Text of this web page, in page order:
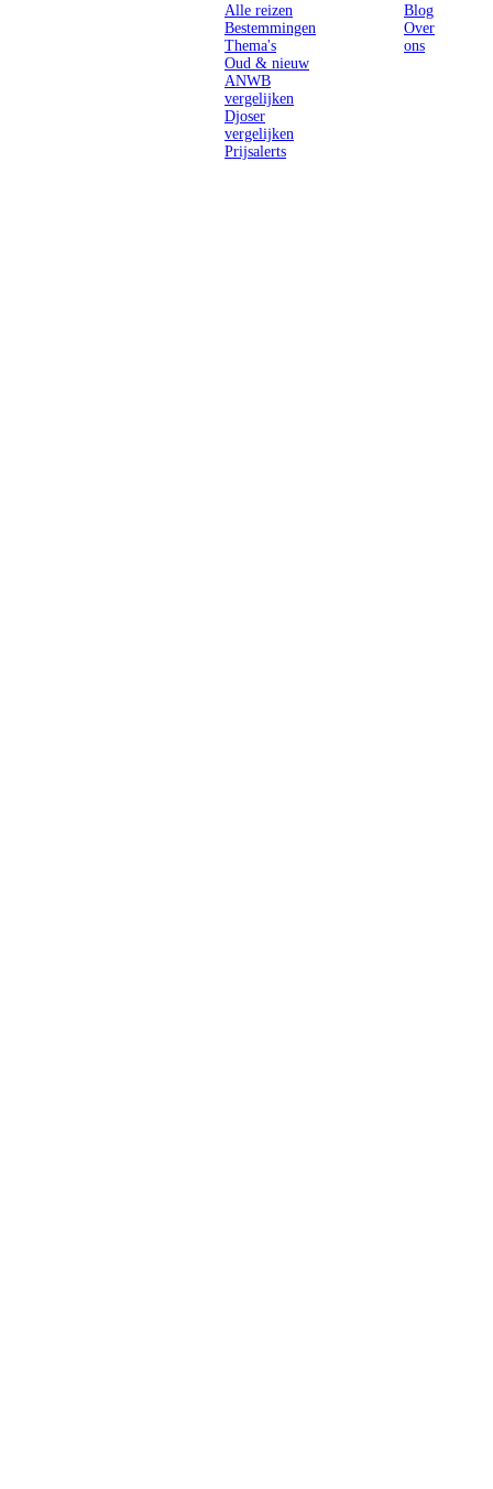
Alle reizen
Bestemmingen
Thema's
Oud & nieuw
ANWB
vergelijken
Djoser
vergelijken
Prijsalerts
Blog
Over
ons